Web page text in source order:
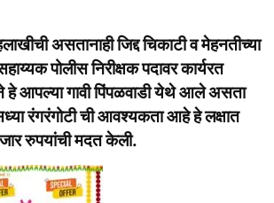
असतानाही जिद्द चिकाटी व मेहनतीच्या
पोलीस निरीक्षक पदावर कार्यरत
आपल्या गावी पिंपळवाडी येथे आले असता
रंगरंगोटी ची आवश्यकता आहे हे लक्षात
रुपयांची मदत केली.